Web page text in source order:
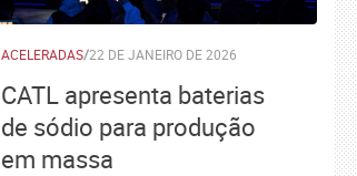
ACELERADAS/22 DE JANEIRO DE 2026
CATL apresenta baterias
de sódio para produção
em massa